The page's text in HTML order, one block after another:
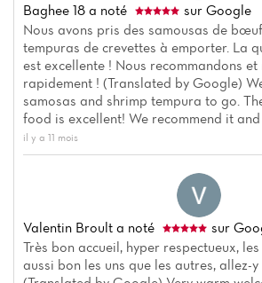
Baghee 18 a noté
sur Google
Nous avons pris des samousas de
tempuras de crevettes à emporter. La
est excellente ! Nous recommandons
rapidement ! (Translated by Google)
samosas and shrimp tempura to go.
food is excellent! We recommend it
il y a 11 mois
Valentin Broult a noté
sur
Très bon accueil, hyper respectueux,
aussi bon les uns que les autres, allez-
Accueil
Actualités
Carte